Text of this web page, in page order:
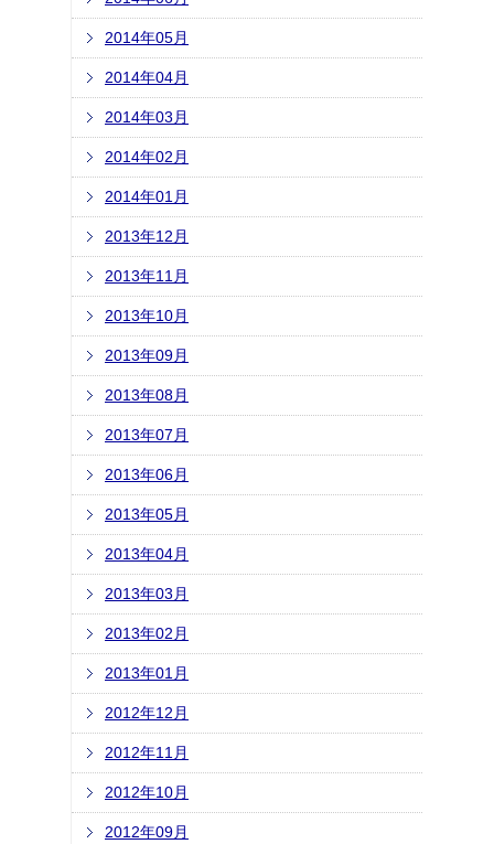
2014年05月
2014年04月
2014年03月
2014年02月
2014年01月
2013年12月
2013年11月
2013年10月
2013年09月
2013年08月
2013年07月
2013年06月
2013年05月
2013年04月
2013年03月
2013年02月
2013年01月
2012年12月
2012年11月
2012年10月
2012年09月